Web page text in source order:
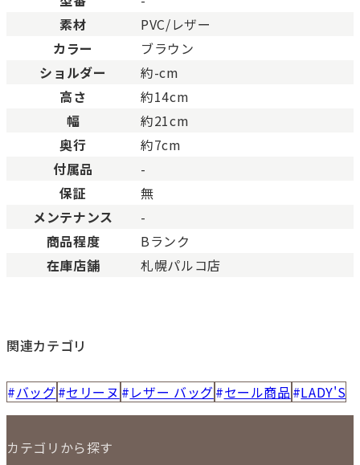
ABランク
Bランク 一般的な使用感があり、傷
BCランクとても使用感のある商品。
Cランク
素材
PVC/レザー
カラー
ブラウン
ショルダー
約-cm
高さ
約14cm
幅
約21cm
奥行
約7cm
付属品
-
保証
無
メンテナンス
-
商品程度
Bランク
在庫店舗
札幌パルコ店
関連カテゴリ
バッグ セリーヌ レザー バッグ セール商品 LADY'S
カテゴリから探す